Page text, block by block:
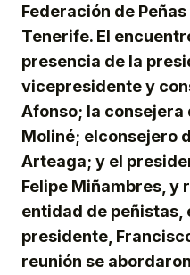
Federación de
Tenerife. El
presencia de la
vicepresidente y
Afonso; la consejera
Moliné; elconsejero
Arteaga; y el
Felipe Miñambres, y
entidad de peñistas,
presidente,
reunión se